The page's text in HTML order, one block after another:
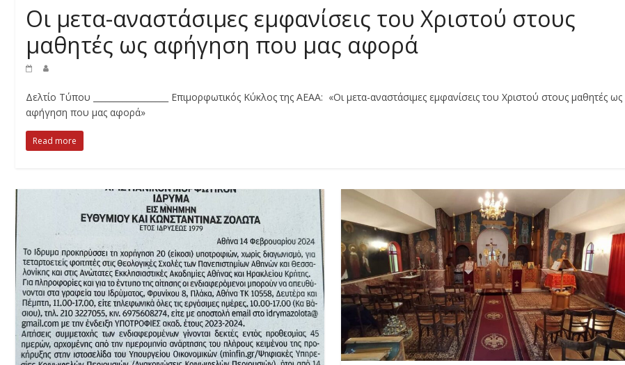
Οι μετα-αναστάσιμες εμφανίσεις του Χριστού στους
μαθητές ως αφήγηση που μας αφορά
Δελτίο Τύπου __________________ Επιμορφωτικός Κύκλος της ΑΕΑΑ: «Οι μετα-αναστάσιμες εμφανίσεις του Χριστού στους μαθητές ως
αφήγηση που μας αφορά»
Read more